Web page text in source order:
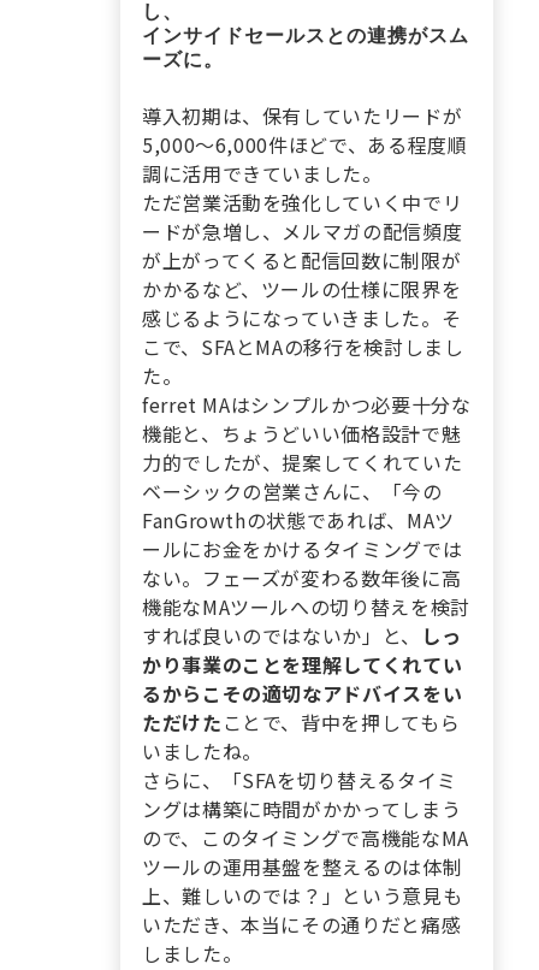
し、
インサイドセールスとの連携がスム
ーズに。
導入初期は、保有していたリードが
5,000〜6,000件ほどで、ある程度順
調に活用できていました。
ただ営業活動を強化していく中でリ
ードが急増し、メルマガの配信頻度
が上がってくると配信回数に制限が
かかるなど、ツールの仕様に限界を
感じるようになっていきました。そ
こで、SFAとMAの移行を検討しまし
た。
ferret MAはシンプルかつ必要十分な
機能と、ちょうどいい価格設計で魅
力的でしたが、提案してくれていた
ベーシックの営業さんに、「今の
FanGrowthの状態であれば、MAツ
ールにお金をかけるタイミングでは
ない。フェーズが変わる数年後に高
機能なMAツールへの切り替えを検討
すれば良いのではないか」と、 しっ
かり事業のことを理解してくれてい
るからこその適切なアドバイスをい
ただけた ことで、背中を押してもら
いましたね。
さらに、「SFAを切り替えるタイミ
ングは構築に時間がかかってしまう
ので、このタイミングで高機能なMA
ツールの運用基盤を整えるのは体制
上、難しいのでは？」という意見も
いただき、本当にその通りだと痛感
しました。